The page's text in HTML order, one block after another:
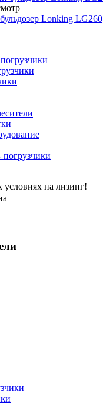
Lonking LG260
погрузчики
на лизинг!